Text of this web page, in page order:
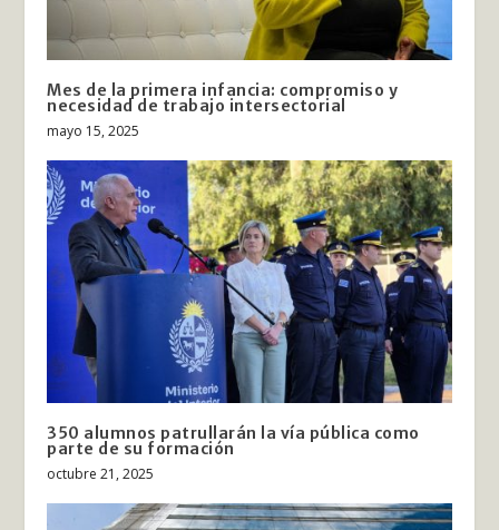
Mes de la primera infancia: compromiso y
necesidad de trabajo intersectorial
mayo 15, 2025
350 alumnos patrullarán la vía pública como
parte de su formación
octubre 21, 2025